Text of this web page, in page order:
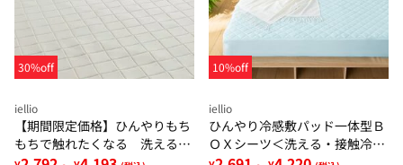
30%off
iellio
【期間限定価格】ひんやりもち
もちで触れたくなる 洗えるラ
10%off
iellio
ひんやり冷感敷パッド一体型Ｂ
ＯＸシーツ＜洗える・接触冷